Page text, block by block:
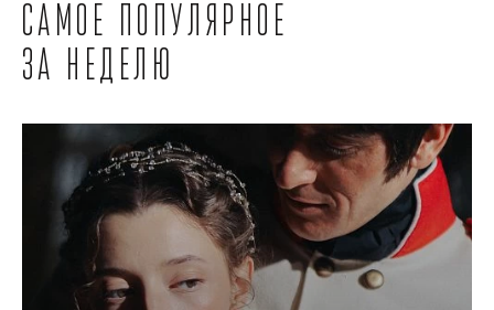
Самое популярное
за неделю